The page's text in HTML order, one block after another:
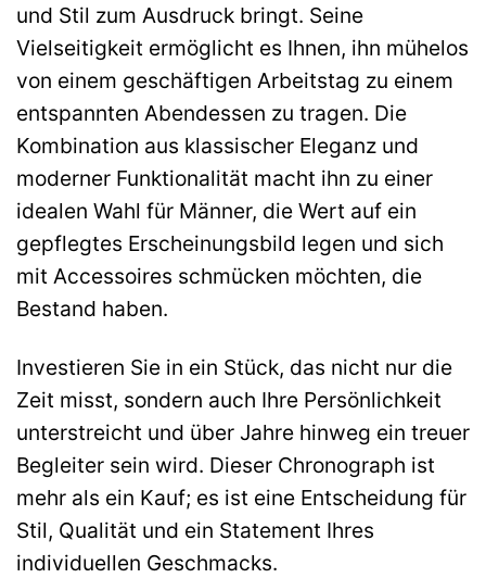
und Stil zum Ausdruck bringt. Seine
Vielseitigkeit ermöglicht es Ihnen, ihn mühelos
von einem geschäftigen Arbeitstag zu einem
entspannten Abendessen zu tragen. Die
Kombination aus klassischer Eleganz und
moderner Funktionalität macht ihn zu einer
idealen Wahl für Männer, die Wert auf ein
gepflegtes Erscheinungsbild legen und sich
mit Accessoires schmücken möchten, die
Bestand haben.
Investieren Sie in ein Stück, das nicht nur die
Zeit misst, sondern auch Ihre Persönlichkeit
unterstreicht und über Jahre hinweg ein treuer
Begleiter sein wird. Dieser Chronograph ist
mehr als ein Kauf; es ist eine Entscheidung für
Stil, Qualität und ein Statement Ihres
individuellen Geschmacks.